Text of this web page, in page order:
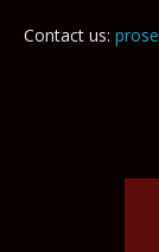
Contact us: